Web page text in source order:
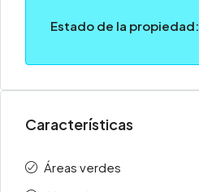
Estado de la propiedad:
Características
Áreas verdes